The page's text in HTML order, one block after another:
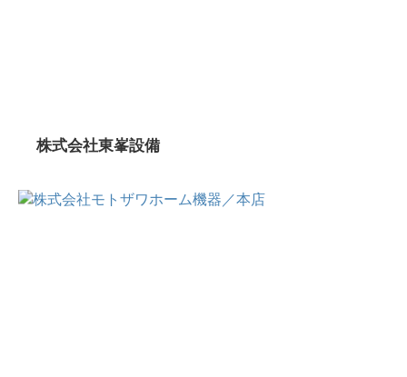
株式会社東峯設備